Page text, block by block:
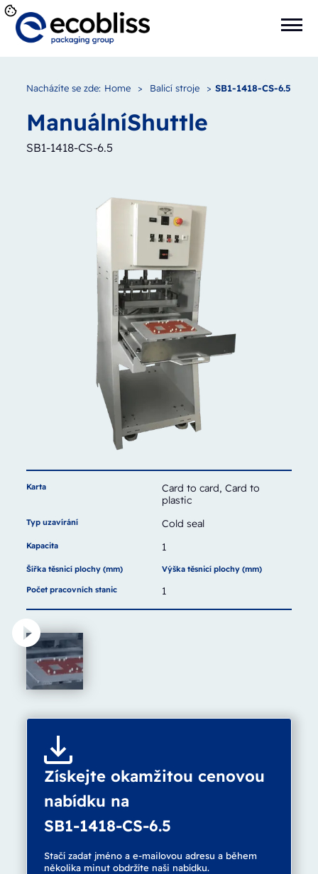
Nacházíte se zde: Home > Balicí stroje > SB1-1418-CS-6.5
ManuálníShuttle
SB1-1418-CS-6.5
Karta
Card to card, Card to
plastic
Typ uzavírání Cold seal
Kapacita 1
Šířka těsnicí plochy (mm) Výška těsnicí plochy (mm)
Počet pracovních stanic 1
Získejte okamžitou cenovou
nabídku na
SB1-1418-CS-6.5
Stačí zadat jméno a e-mailovou adresu a během
několika minut obdržíte naši nabídku.